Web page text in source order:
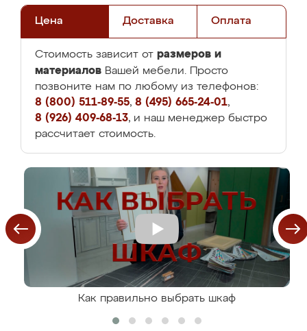
Цена Доставка Оплата
Стоимость зависит от размеров и
материалов Вашей мебели. Просто
позвоните нам по любому из телефонов:
8 (800) 511-89-55, 8 (495) 665-24-01,
8 (926) 409-68-13, и наш менеджер быстро
рассчитает стоимость.
Как правильно выбрать шкаф